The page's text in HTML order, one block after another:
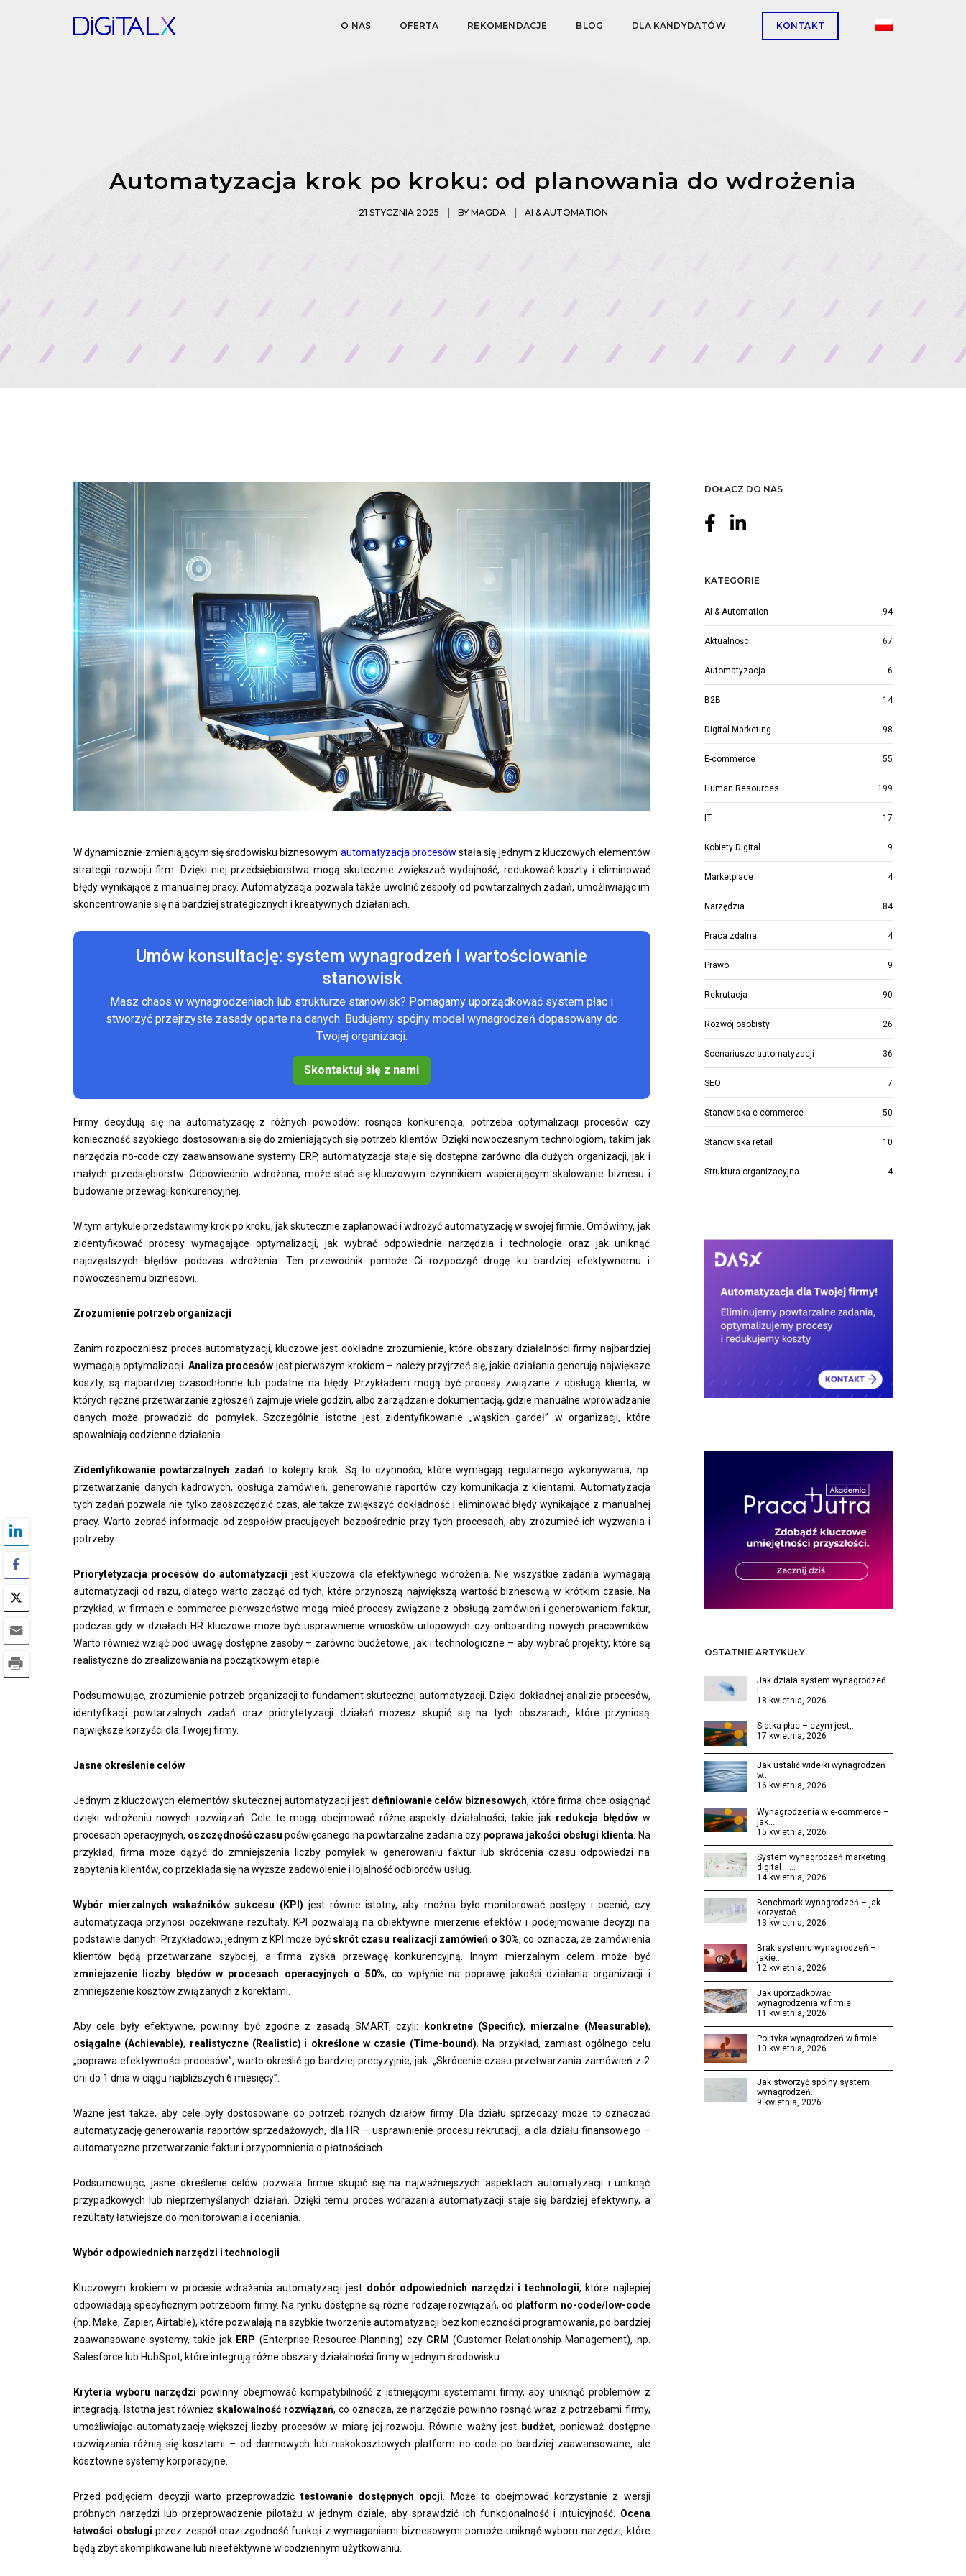
O NAS OFERTA REKOMENDACJE BLOG DLA KANDYDATÓW KONTAKT
Automatyzacja krok po kroku: od planowania do wdrożenia
21 STYCZNIA 2025 BYMAGDA AI & AUTOMATION
W dynamicznie zmieniającym się środowisku biznesowym automatyzacja procesów stała się jednym z kluczowych elementów
strategii rozwoju firm. Dzięki niej przedsiębiorstwa mogą skutecznie zwiększać wydajność, redukować koszty i eliminować
błędy wynikające z manualnej pracy. Automatyzacja pozwala także uwolnić zespoły od powtarzalnych zadań, umożliwiając im
skoncentrowanie się na bardziej strategicznych i kreatywnych działaniach.
Umów konsultację: system wynagrodzeń i wartościowanie
stanowisk
Masz chaos w wynagrodzeniach lub strukturze stanowisk? Pomagamy uporządkować system płac i
stworzyć przejrzyste zasady oparte na danych. Budujemy spójny model wynagrodzeń dopasowany do
Twojej organizacji.
Skontaktuj się z nami
Firmy decydują się na automatyzację z różnych powodów: rosnąca konkurencja, potrzeba optymalizacji procesów czy
konieczność szybkiego dostosowania się do zmieniających się potrzeb klientów. Dzięki nowoczesnym technologiom, takim jak
narzędzia no-code czy zaawansowane systemy ERP, automatyzacja staje się dostępna zarówno dla dużych organizacji, jak i
małych przedsiębiorstw. Odpowiednio wdrożona, może stać się kluczowym czynnikiem wspierającym skalowanie biznesu i
budowanie przewagi konkurencyjnej.
W tym artykule przedstawimy krok po kroku, jak skutecznie zaplanować i wdrożyć automatyzację w swojej firmie. Omówimy, jak
zidentyfikować procesy wymagające optymalizacji, jak wybrać odpowiednie narzędzia i technologie oraz jak uniknąć
najczęstszych błędów podczas wdrożenia. Ten przewodnik pomoże Ci rozpocząć drogę ku bardziej efektywnemu i
nowoczesnemu biznesowi.
Zrozumienie potrzeb organizacji
Zanim rozpoczniesz proces automatyzacji, kluczowe jest dokładne zrozumienie, które obszary działalności firmy najbardziej
wymagają optymalizacji. Analiza procesów jest pierwszym krokiem – należy przyjrzeć się, jakie działania generują największe
koszty, są najbardziej czasochłonne lub podatne na błędy. Przykładem mogą być procesy związane z obsługą klienta, w
których ręczne przetwarzanie zgłoszeń zajmuje wiele godzin, albo zarządzanie dokumentacją, gdzie manualne wprowadzanie
danych może prowadzić do pomyłek. Szczególnie istotne jest zidentyfikowanie „wąskich gardeł” w organizacji, które
spowalniają codzienne działania.
Zidentyfikowanie powtarzalnych zadańto kolejny krok. Są to czynności, które wymagają regularnego wykonywania, np.
przetwarzanie danych kadrowych, obsługa zamówień, generowanie raportów czy komunikacja z klientami. Automatyzacja
tych zadań pozwala nie tylko zaoszczędzić czas, ale także zwiększyć dokładność i eliminować błędy wynikające z manualnej
pracy. Warto zebrać informacje od zespołów pracujących bezpośrednio przy tych procesach, aby zrozumieć ich wyzwania i
potrzeby.
Priorytetyzacja procesów do automatyzacji jest kluczowa dla efektywnego wdrożenia. Nie wszystkie zadania wymagają
automatyzacji od razu, dlatego warto zacząć od tych, które przynoszą największą wartość biznesową w krótkim czasie. Na
przykład, w firmach e-commerce pierwszeństwo mogą mieć procesy związane z obsługą zamówień i generowaniem faktur,
podczas gdy w działach HR kluczowe może być usprawnienie wniosków urlopowych czy onboarding nowych pracowników.
Warto również wziąć pod uwagę dostępne zasoby – zarówno budżetowe, jak i technologiczne – aby wybrać projekty, które są
realistyczne do zrealizowania na początkowym etapie.
Podsumowując, zrozumienie potrzeb organizacji to fundament skutecznej automatyzacji. Dzięki dokładnej analizie procesów,
identyfikacji powtarzalnych zadań oraz priorytetyzacji działań możesz skupić się na tych obszarach, które przyniosą
największe korzyści dla Twojej firmy.
Jasne określenie celów
Jednym z kluczowych elementów skutecznej automatyzacji jest definiowanie celów biznesowych, które firma chce osiągnąć
dzięki wdrożeniu nowych rozwiązań. Cele te mogą obejmować różne aspekty działalności, takie jak redukcja błędóww
procesach operacyjnych, oszczędność czasu poświęcanego na powtarzalne zadania czy poprawa jakości obsługi klienta . Na
przykład, firma może dążyć do zmniejszenia liczby pomyłek w generowaniu faktur lub skrócenia czasu odpowiedzi na
zapytania klientów, co przekłada się na wyższe zadowolenie i lojalność odbiorców usług.
Wybór mierzalnych wskaźników sukcesu (KPI) jest równie istotny, aby można było monitorować postępy i ocenić, czy
automatyzacja przynosi oczekiwane rezultaty. KPI pozwalają na obiektywne mierzenie efektów i podejmowanie decyzji na
podstawie danych. Przykładowo, jednym z KPI może być skrót czasu realizacji zamówień o 30%, co oznacza, że zamówienia
klientów będą przetwarzane szybciej, a firma zyska przewagę konkurencyjną. Innym mierzalnym celem może być
zmniejszenie liczby błędów w procesach operacyjnych o 50%, co wpłynie na poprawę jakości działania organizacji i
zmniejszenie kosztów związanych z korektami.
Aby cele były efektywne, powinny być zgodne z zasadą SMART, czyli: konkretne (Specific), mierzalne (Measurable),
osiągalne (Achievable), realistyczne (Realistic) i określone w czasie (Time-bound) . Na przykład, zamiast ogólnego celu
„poprawa efektywności procesów”, warto określić go bardziej precyzyjnie, jak: „Skrócenie czasu przetwarzania zamówień z 2
dni do 1 dnia w ciągu najbliższych 6 miesięcy”.
Ważne jest także, aby cele były dostosowane do potrzeb różnych działów firmy. Dla działu sprzedaży może to oznaczać
automatyzację generowania raportów sprzedażowych, dla HR – usprawnienie procesu rekrutacji, a dla działu finansowego –
automatyczne przetwarzanie faktur i przypomnienia o płatnościach.
Podsumowując, jasne określenie celów pozwala firmie skupić się na najważniejszych aspektach automatyzacji i uniknąć
przypadkowych lub nieprzemyślanych działań. Dzięki temu proces wdrażania automatyzacji staje się bardziej efektywny, a
rezultaty łatwiejsze do monitorowania i oceniania.
Wybór odpowiednich narzędzi i technologii
Kluczowym krokiem w procesie wdrażania automatyzacji jest dobór odpowiednich narzędzi i technologii, które najlepiej
odpowiadają specyficznym potrzebom firmy. Na rynku dostępne są różne rodzaje rozwiązań, od platform no-code/low-code
(np. Make, Zapier, Airtable), które pozwalają na szybkie tworzenie automatyzacji bez konieczności programowania, po bardziej
zaawansowane systemy, takie jak ERP (Enterprise Resource Planning) czy CRM (Customer Relationship Management), np.
Salesforce lub HubSpot, które integrują różne obszary działalności firmy w jednym środowisku.
Kryteria wyboru narzędzi powinny obejmować kompatybilność z istniejącymi systemami firmy, aby uniknąć problemów z
integracją. Istotna jest również skalowalność rozwiązań, co oznacza, że narzędzie powinno rosnąć wraz z potrzebami firmy,
umożliwiając automatyzację większej liczby procesów w miarę jej rozwoju. Równie ważny jest budżet, ponieważ dostępne
rozwiązania różnią się kosztami – od darmowych lub niskokosztowych platform no-code po bardziej zaawansowane, ale
kosztowne systemy korporacyjne.
Przed podjęciem decyzji warto przeprowadzić testowanie dostępnych opcji . Może to obejmować korzystanie z wersji
próbnych narzędzi lub przeprowadzenie pilotażu w jednym dziale, aby sprawdzić ich funkcjonalność i intuicyjność. Ocena
łatwości obsługi przez zespół oraz zgodność funkcji z wymaganiami biznesowymi pomoże uniknąć wyboru narzędzi, które
będą zbyt skomplikowane lub nieefektywne w codziennym użytkowaniu.
DOŁĄCZ DO NAS
KATEGORIE
AI & Automation 94
Aktualności 67
Automatyzacja 6
B2B 14
Digital Marketing 98
E-commerce 55
Human Resources 199
IT 17
Kobiety Digital 9
Marketplace 4
Narzędzia 84
Praca zdalna 4
Prawo 9
Rekrutacja 90
Rozwój osobisty 26
Scenariusze automatyzacji 36
SEO 7
Stanowiska e-commerce 50
Stanowiska retail 10
Struktura organizacyjna 4
OSTATNIE ARTYKUŁY
Jak działa system wynagrodzeń
i…
18 kwietnia, 2026
Siatka płac – czym jest,…
17 kwietnia, 2026
Jak ustalić widełki wynagrodzeń
w…
16 kwietnia, 2026
Wynagrodzenia w e-commerce –
jak…
15 kwietnia, 2026
System wynagrodzeń marketing
digital –…
14 kwietnia, 2026
Benchmark wynagrodzeń – jak
korzystać…
13 kwietnia, 2026
Brak systemu wynagrodzeń –
jakie…
12 kwietnia, 2026
Jak uporządkować
wynagrodzenia w firmie
11 kwietnia, 2026
Polityka wynagrodzeń w firmie –…
10 kwietnia, 2026
Jak stworzyć spójny system
wynagrodzeń…
9 kwietnia, 2026